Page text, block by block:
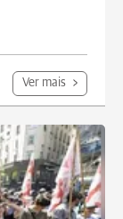
Ver mais